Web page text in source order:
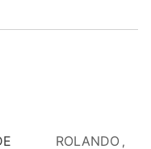
ROLANDO ,